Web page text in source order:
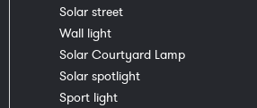
Solar street
Wall light
Solar Courtyard Lamp
Solar spotlight
Sport light